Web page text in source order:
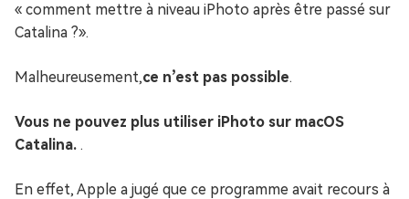
« comment mettre à niveau iPhoto après être passé sur
Catalina ?».
Malheureusement,ce n’est pas possible.
Vous ne pouvez plus utiliser iPhoto sur macOS
Catalina. .
En effet, Apple a jugé que ce programme avait recours à